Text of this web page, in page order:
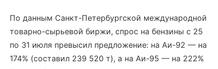
По данным Санкт-Петербургской международной
товарно-сырьевой биржи, спрос на бензины с 25
по 31 июля превысил предложение: на Аи-92 — на
174% (составил 239 520 т), а на Аи-95 — на 222%